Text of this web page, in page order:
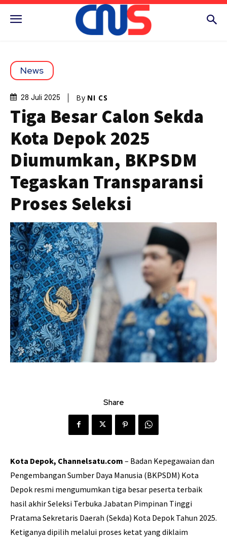
News
28 Juli 2025 By NI CS
Tiga Besar Calon Sekda
Kota Depok 2025
Diumumkan, BKPSDM
Tegaskan Transparansi
Proses Seleksi
Share
Kota Depok, Channelsatu.com – Badan Kepegawaian dan
Pengembangan Sumber Daya Manusia (BKPSDM) Kota
Depok resmi mengumumkan tiga besar peserta terbaik
hasil akhir Seleksi Terbuka Jabatan Pimpinan Tinggi
Pratama Sekretaris Daerah (Sekda) Kota Depok Tahun 2025.
Ketiganya dipilih melalui proses ketat yang diklaim